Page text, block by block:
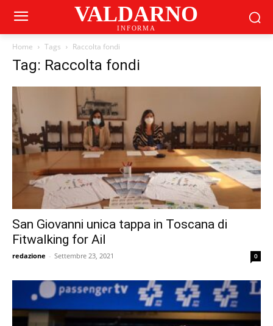
VALDARNO
INFORMA
Home Tags Raccolta fondi
Tag: Raccolta fondi
San Giovanni unica tappa in Toscana di
Fitwalking for Ail
redazione - Settembre 23, 2021 0